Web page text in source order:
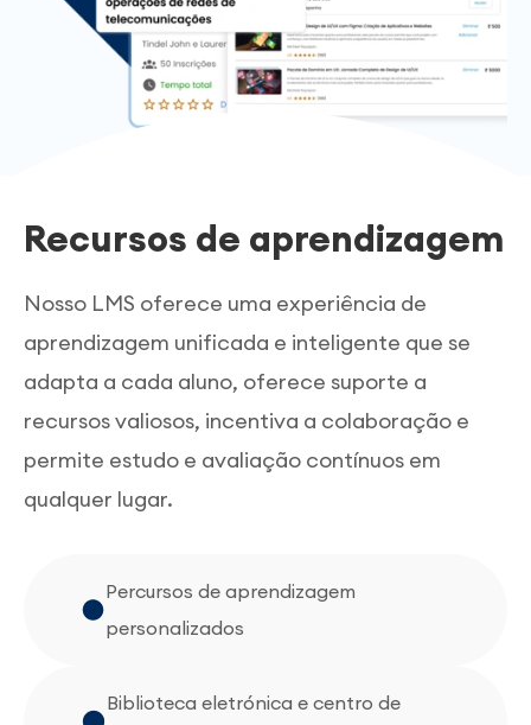
Recursos de aprendizagem
Nosso LMS oferece uma experiência de
aprendizagem unificada e inteligente que se
adapta a cada aluno, oferece suporte a
recursos valiosos, incentiva a colaboração e
permite estudo e avaliação contínuos em
qualquer lugar.
Percursos de aprendizagem
personalizados
Biblioteca eletrónica e centro de